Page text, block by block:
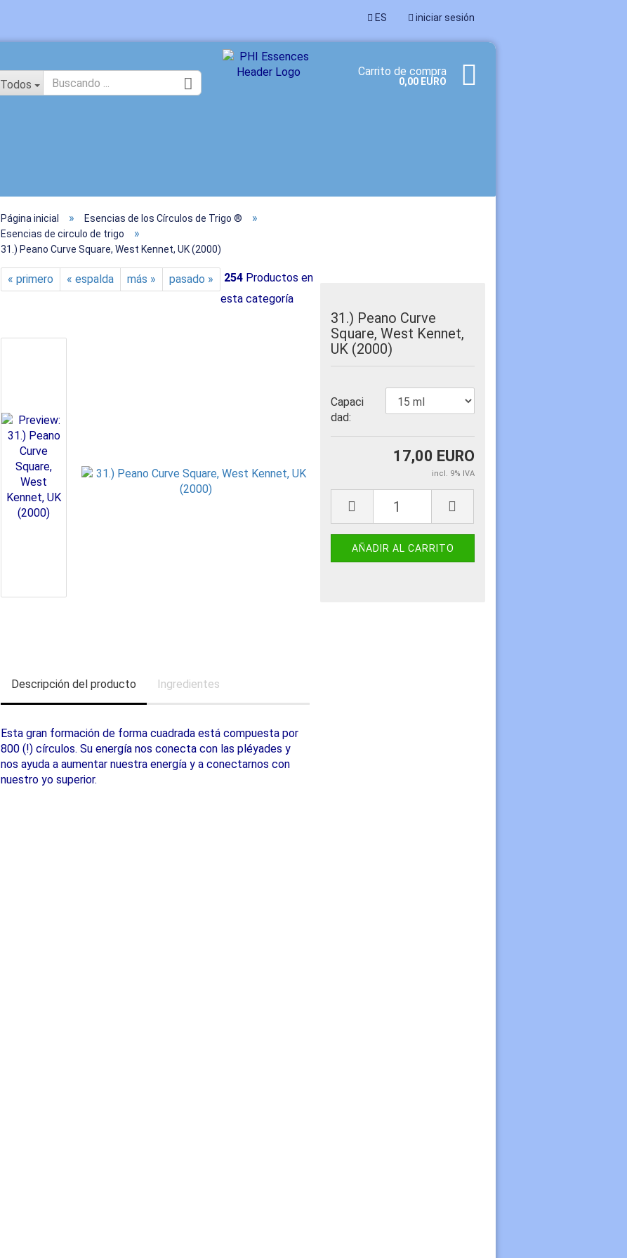
ES
idioma
iniciar sesión
Todos
Carrito de compra
0,00 EURO
Página inicial » Esencias de los Círculos de Trigo ® »
Esencias de circulo de trigo »
31.) Peano Curve Square, West Kennet, UK (2000)
« primero « espalda más » pasado » 254 Productos en
esta categoría
31.) Peano Curve
Square, West Kennet,
UK (2000)
Capaci
dad:
17,00 EURO
incl. 9% IVA
Descripción del producto Ingredientes
Esta gran formación de forma cuadrada está compuesta por
800 (!) círculos. Su energía nos conecta con las pléyades y
nos ayuda a aumentar nuestra energía y a conectarnos con
nuestro yo superior.